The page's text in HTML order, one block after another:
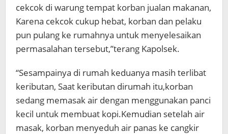
cekcok di warung tempat korban jualan makanan,
Karena cekcok cukup hebat, korban dan pelaku
pun pulang ke rumahnya untuk menyelesaikan
permasalahan tersebut,”terang Kapolsek.
“Sesampainya di rumah keduanya masih terlibat
keributan, Saat keributan dirumah itu,korban
sedang memasak air dengan menggunakan panci
kecil untuk membuat kopi.Kemudian setelah air
masak, korban menyeduh air panas ke cangkir